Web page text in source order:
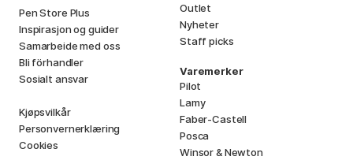
Pen Store Plus
Inspirasjon og guider
Samarbeide med oss
Bli förhandler
Sosialt ansvar
Kjøpsvilkår
Personvernerklæring
Cookies
Outlet
Nyheter
Staff picks
Varemerker
Pilot
Lamy
Faber-Castell
Posca
Winsor & Newton